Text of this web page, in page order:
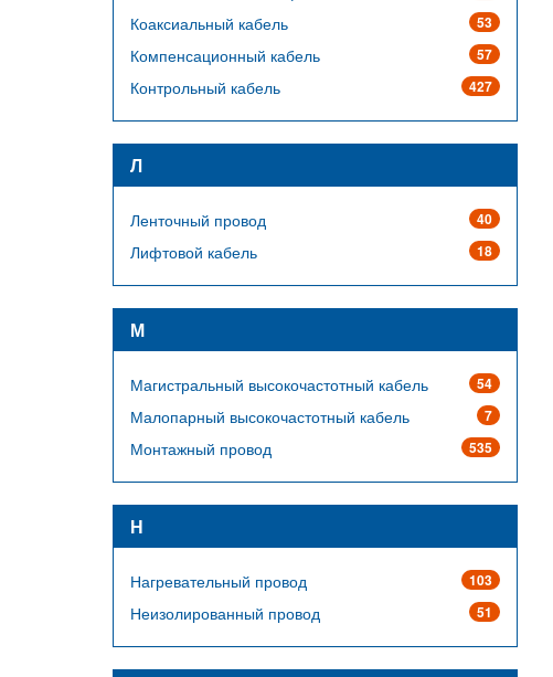
53
Коаксиальный кабель
57
Компенсационный кабель
427
Контрольный кабель
Л
40
Ленточный провод
18
Лифтовой кабель
М
54
Магистральный высокочастотный кабель
7
Малопарный высокочастотный кабель
535
Монтажный провод
Н
103
Нагревательный провод
51
Неизолированный провод